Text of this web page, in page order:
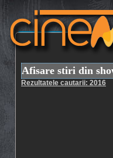
Afisare stiri din
Rezultatele cautarii: 2016